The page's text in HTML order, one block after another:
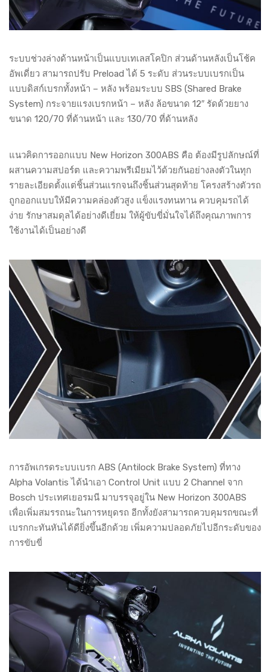
ระบบช่วงล่างด้านหน้าเป็นแบบเทเลสโคปิก ส่วนด้านหลังเป็นโช้ค
อัพเดี่ยว สามารถปรับ Preload ได้ 5 ระดับ ส่วนระบบเบรกเป็น
แบบดิสก์เบรกทั้งหน้า – หลัง พร้อมระบบ SBS (Shared Brake
System) กระจายแรงเบรกหน้า – หลัง ล้อขนาด 12″ รัดด้วยยาง
ขนาด 120/70 ที่ด้านหน้า และ 130/70 ที่ด้านหลัง
แนวคิดการออกแบบ New Horizon 300ABS คือ ต้องมีรูปลักษณ์ที่
ผสานความสปอร์ต และความพรีเมียมไว้ด้วยกันอย่างลงตัวในทุก
รายละเอียดตั้งแต่ชิ้นส่วนแรกจนถึงชิ้นส่วนสุดท้าย โครงสร้างตัวรถ
ถูกออกแบบให้มีความคล่องตัวสูง แข็งแรงทนทาน ควบคุมรถได้
ง่าย รักษาสมดุลได้อย่างดีเยี่ยม ให้ผู้ขับขี่มั่นใจได้ถึงคุณภาพการ
ใช้งานได้เป็นอย่างดี
การอัพเกรดระบบเบรก ABS (Antilock Brake System) ที่ทาง
Alpha Volantis ได้นำเอา Control Unit แบบ 2 Channel จาก
Bosch ประเทศเยอรมนี มาบรรจุอยู่ใน New Horizon 300ABS
เพื่อเพิ่มสมรรถนะในการหยุดรถ อีกทั้งยังสามารถควบคุมรถขณะที่
เบรกกะทันหันได้ดียิ่งขึ้นอีกด้วย เพิ่มความปลอดภัยไปอีกระดับของ
การขับขี่